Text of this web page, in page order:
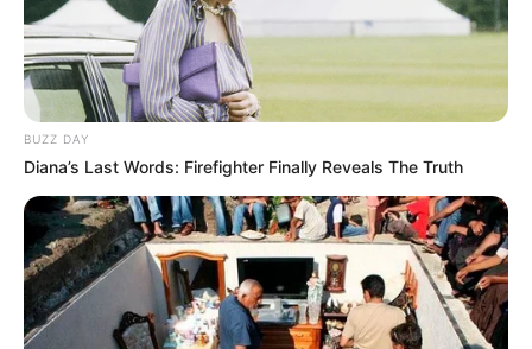
BUZZ DAY
Diana’s Last Words: Firefighter Finally Reveals The Truth